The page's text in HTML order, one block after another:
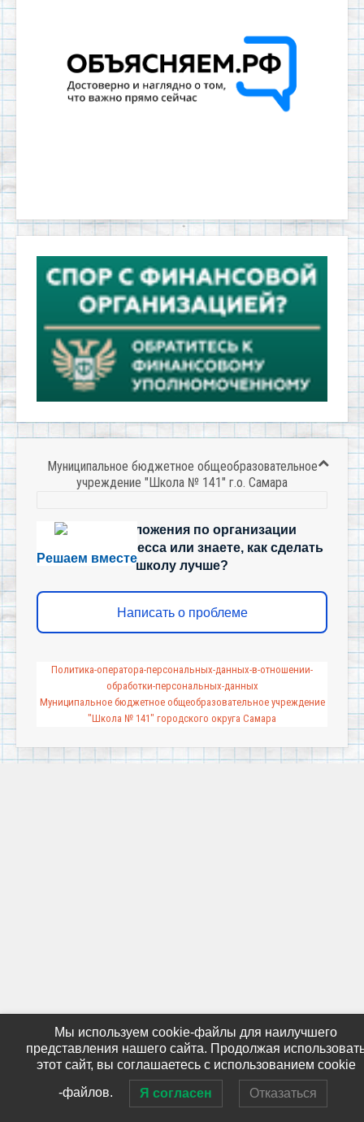
Муниципальное бюджетное общеобразовательное
учреждение "Школа № 141" г.о. Самара
Решаем вместе
Есть предложения по организации
учебного процесса или знаете, как сделать
школу лучше?
Написать о проблеме
Политика-оператора-персональных-данных-в-отношении-
обработки-персональных-данных
Муниципальное бюджетное общеобразовательное учреждение
"Школа № 141" городского округа Самара
Мы используем cookie-файлы для наилучшего
представления нашего сайта. Продолжая
этот сайт, вы соглашаетесь с использованием cookie
-файлов. Я согласен Отказаться